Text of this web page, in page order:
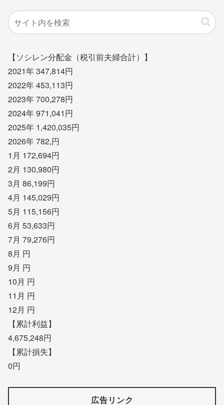
【ソシレン分配金（税引前夫婦合計）】
2021年 347,814円
2022年 453,113円
2023年 700,278円
2024年 971,041円
2025年 1,420,035円
2026年 782,円
1月 172,694円
2月 130,980円
3月 86,199円
4月 145,029円
5月 115,156円
6月 53,633円
7月 79,276円
8月 円
9月 円
10月 円
11月 円
12月 円
【累計利益】
4,675,248円
【累計損失】
0円
広告リンク